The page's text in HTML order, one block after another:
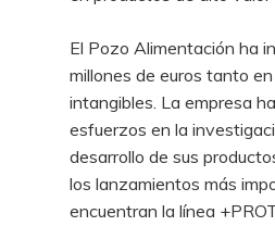
El Pozo Alimentación ha
millones de euros tanto
intangibles. La empresa
esfuerzos en la
desarrollo de sus
los lanzamientos más
encuentran la línea